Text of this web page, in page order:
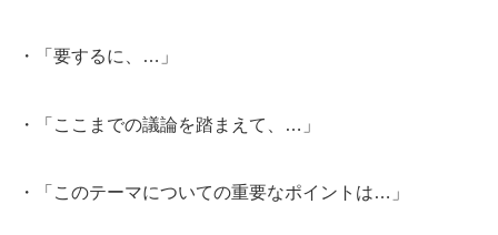
・「要するに、…」
・「ここまでの議論を踏まえて、…」
・「このテーマについての重要なポイントは…」